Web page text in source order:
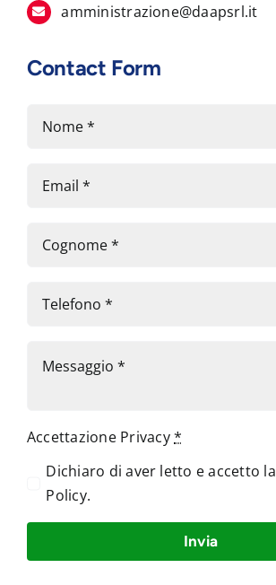
amministrazione@daapsrl.it
Contact Form
Accettazione Privacy*
Dichiaro di aver letto e accetto la
Policy.
Invia